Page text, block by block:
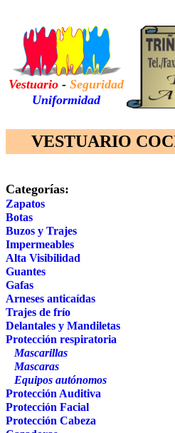
Vestuario - Seguridad
Uniformidad
VESTUARIO
Categorías:
Zapatos
Botas
Buzos y Trajes
Impermeables
Alta Visibilidad
Guantes
Gafas
Arneses anticaídas
Trajes de frío
Delantales y Mandiletas
Protección respiratoria
Mascarillas
Mascaras
Equipos autónomos
Protección Auditiva
Protección Facial
Protección Cabeza